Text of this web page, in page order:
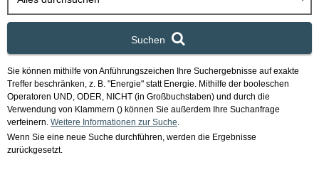
Suchen
Sie können mithilfe von Anführungszeichen Ihre Suchergebnisse auf exakte
Treffer beschränken, z. B. "Energie" statt Energie. Mithilfe der booleschen
Operatoren UND, ODER, NICHT (in Großbuchstaben) und durch die
Verwendung von Klammern () können Sie außerdem Ihre Suchanfrage
verfeinern. Weitere Informationen zur Suche
Wenn Sie eine neue Suche durchführen, werden die Ergebnisse
zurückgesetzt.